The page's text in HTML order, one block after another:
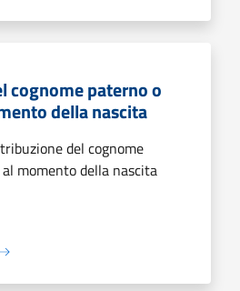
cognome paterno o
della nascita
del cognome
momento della nascita